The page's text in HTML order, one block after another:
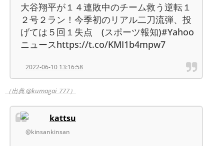
大谷翔平が１４連敗中のチーム救う逆転１
２号２ラン！今季初のリアル二刀流弾、投
げては５回１失点 (スポーツ報知)#Yahoo
ニュースhttps://t.co/KMI1b4mpw7
2022-06-10 13:16:58
（出典 @kumagai_777）
kattsu
@kinsankinsan